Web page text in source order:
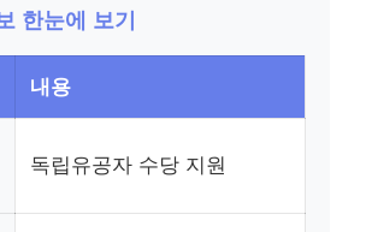
한눈에 보기
내용
독립유공자 수당 지원